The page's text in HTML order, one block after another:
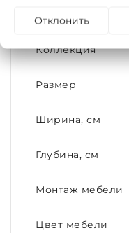
Бренд
Коллекция
Размер
Ширина, см
Глубина, см
Монтаж мебели
Цвет мебели
Отклонить